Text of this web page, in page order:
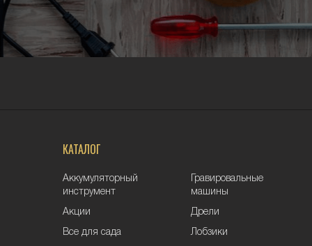
КАТАЛОГ
Аккумуляторный
инструмент
Акции
Все для сада
Гравировальные
машины
Дрели
Лобзики